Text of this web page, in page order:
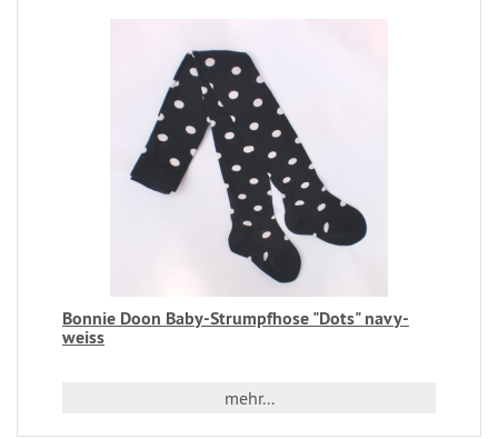
Bonnie Doon Baby-Strumpfhose "Dots" navy-
weiss
mehr...